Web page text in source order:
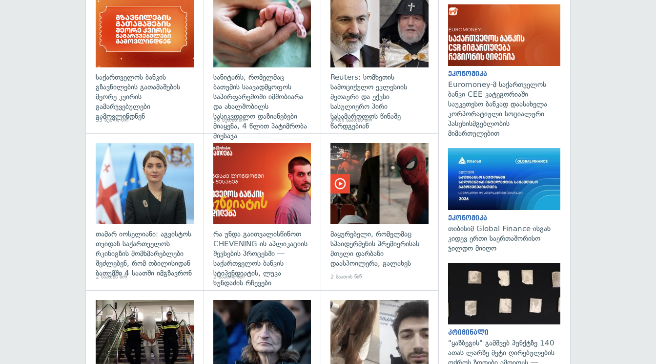
საქართველოს ბანკის
გზავნილების გათამაშების
მეორე კვირის
გამარჯვებულები
გამოვლინდნენ
33 წუთის წინ
სანიტარს, რომელმაც
ბათუმის საავადმყოფოს
საპირფარეშოში იმშობიარა
და ახალშობილს
სასიკვდილო დაზიანებები
მიაყენა, 4 წლით პატიმრობა
მიესაჯა
36 წუთის წინ
Reuters: სომხეთის
სამოციქულო ეკლესიის
მეთაური და ექვსი
სასულიერო პირი
სასამართლოს წინაშე
წარდგებიან
ერთი საათის წინ
გადახედვა
თამარ იოსელიანი: აგვისტოს
თვიდან საქართველოს
რკინიგზის მომხმარებლები
შეძლებენ, რომ თბილისიდან
ბათუმში 4 საათში იმგზავრონ
2 საათის წინ
რა უნდა გაითვალისწინოთ
CHEVENING-ის აპლიკაციის
შევსების პროცესში —
საქართველოს ბანკის
სტიპენდიატის, ლუკა
ხუნდაძის რჩევები
2 საათის წინ
მაყურებელი, რომელმაც
სპაიდერმენის პრემიერისას
მთელი დარბაზი
დაასპოილერა, გალახეს
2 საათის წინ
გადახედვა გადახედვა გადახედვა
ეკონომიკა
Euromoney-მ საქართველოს
ბანკი CEE კატეგორიაში
საუკეთესო ბანკად დაასახელა
კორპორატიული სოციალური
პასუხისმგებლობის
მიმართულებით
ეკონომიკა
თიბისიმ Global Finance-ისგან
კიდევ ერთი საერთაშორისო
ჯილდო მიიღო
კრიმინალი
"ყაზბეგის" გამშვებ პუნქტზე 140
ათას ლარზე მეტი ღირებულების